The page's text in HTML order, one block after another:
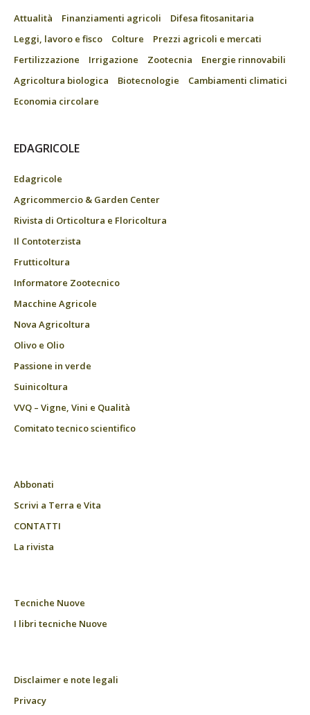
Attualità Finanziamenti agricoli
Difesa fitosanitaria
Leggi, lavoro e fisco
Colture
Prezzi agricoli e mercati
Fertilizzazione
Irrigazione Zootecnia
Energie rinnovabili
Agricoltura biologica
Biotecnologie
Cambiamenti climatici
Economia circolare
EDAGRICOLE
Edagricole
Agricommercio & Garden Center
Rivista di Orticoltura e Floricoltura
Il Contoterzista
Frutticoltura
Informatore Zootecnico
Macchine Agricole
Nova Agricoltura
Olivo e Olio
Passione in verde
Suinicoltura
VVQ – Vigne, Vini e Qualità
Comitato tecnico scientifico
Abbonati
Scrivi a Terra e Vita
CONTATTI
La rivista
Tecniche Nuove
I libri tecniche Nuove
Disclaimer e note legali
Privacy